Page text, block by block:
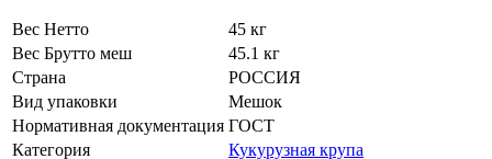
Вес Нетто
45 кг
Вес Брутто меш
45.1 кг
Страна
РОССИЯ
Вид упаковки
Мешок
Нормативная документация ГОСТ
Категория
Кукурузная крупа